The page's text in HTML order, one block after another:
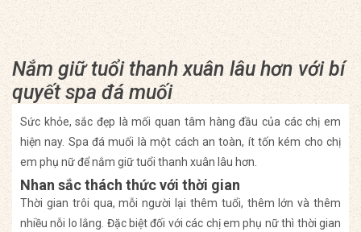
Nắm giữ tuổi thanh xuân lâu hơn với bí
quyết spa đá muối
Sức khỏe, sắc đẹp là mối quan tâm hàng đầu của các chị em
hiện nay. Spa đá muối là một cách an toàn, ít tốn kém cho chị
em phụ nữ để nắm giữ tuổi thanh xuân lâu hơn.
Nhan sắc thách thức với thời gian
Thời gian trôi qua, mỗi người lại thêm tuổi, thêm lớn và thêm
nhiều nỗi lo lắng. Đặc biệt đối với các chị em phụ nữ thì thời gian